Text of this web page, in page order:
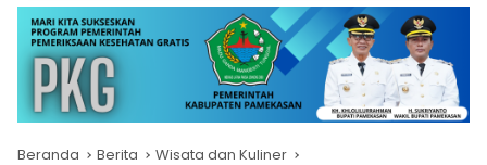
Beranda Berita Wisata dan Kuliner